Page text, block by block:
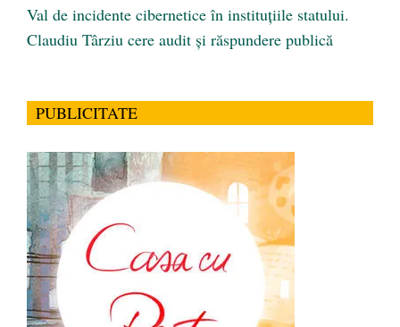
Val de incidente cibernetice în instituțiile statului.
Claudiu Târziu cere audit și răspundere publică
PUBLICITATE